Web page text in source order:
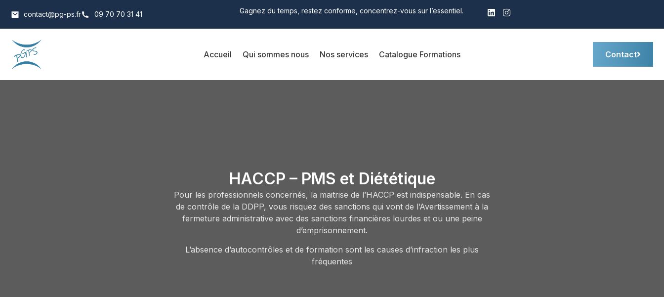
contact@pg-ps.fr 09 70 70 31 41 Gagnez du temps, restez conforme, concentrez-vous sur l’essentiel.
Accueil Qui sommes nous Nos services Catalogue Formations Contact
HACCP – PMS et Diététique
Pour les professionnels concernés, la maitrise de l’HACCP est indispensable. En cas
de contrôle de la DDPP, vous risquez des sanctions qui vont de l’Avertissement à la
fermeture administrative avec des sanctions financières lourdes et ou une peine
d’emprisonnement.
L’absence d’autocontrôles et de formation sont les causes d’infraction les plus
fréquentes